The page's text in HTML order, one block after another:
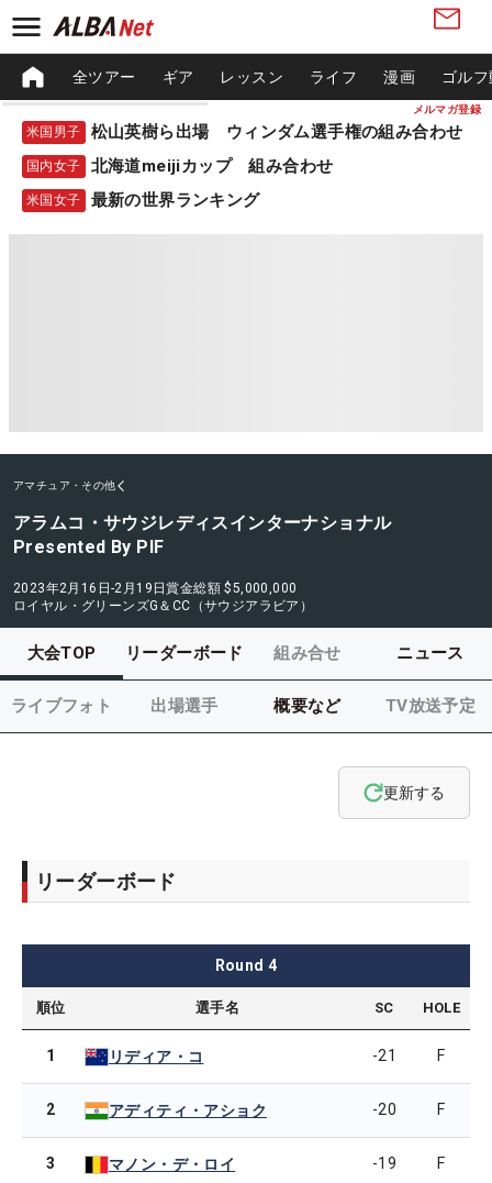
メルマガ登録
全ツアー ギア レッスン ライフ 漫画 ゴル
米国男子 松山英樹ら出場 ウィンダム選手権の組み合わせ
国内女子 北海道meijiカップ 組み合わせ
米国女子 最新の世界ランキング
アマチュア・その他
アラムコ・サウジレディスインターナショナル
Presented By PIF
2023年2月16日-2月19日賞金総額 $5,000,000
ロイヤル・グリーンズG＆CC（サウジアラビア）
大会TOP リーダーボード 組み合せ ニュース
ライブフォト 出場選手 概要など TV放送予定
更新する
リーダーボード
Round 4
順位 選手名 SC HOLE
1 リディア・コ -21 F
2 アディティ・アショク -20 F
3 マノン・デ・ロイ -19 F